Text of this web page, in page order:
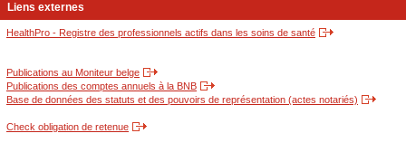
Liens externes
HealthPro - Registre des professionnels actifs dans les soins de santé
Publications au Moniteur belge
Publications des comptes annuels à la BNB
Base de données des statuts et des pouvoirs de représentation (actes notariés)
Check obligation de retenue